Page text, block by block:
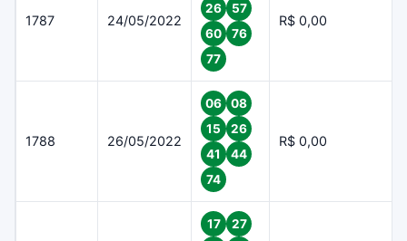
1787 24/05/2022
26
57
60
76
77
R$ 0,00
1788 26/05/2022
06
08
15
26
41
44
74
R$ 0,00
17
27